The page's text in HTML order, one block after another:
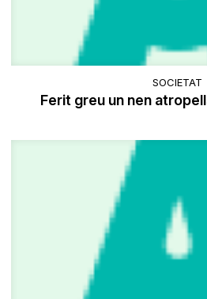
SOCIETAT
​Ferit greu un nen